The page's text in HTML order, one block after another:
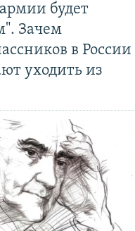
будет
Зачем
в России
уходить из